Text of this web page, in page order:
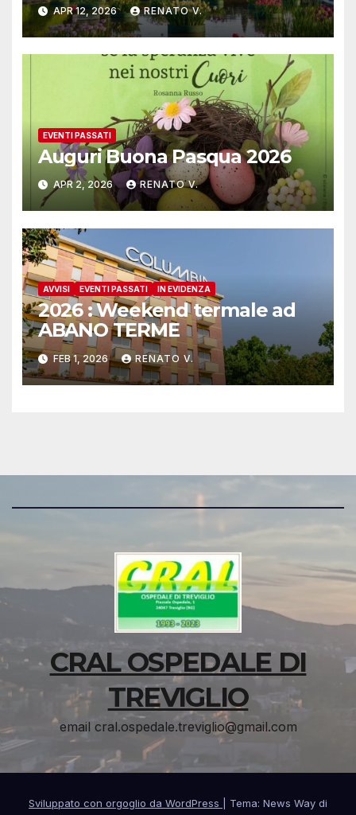
APR 12, 2026 RENATO V.
EVENTI PASSATI
Auguri Buona Pasqua 2026
APR 2, 2026 RENATO V.
AVVISI EVENTI PASSATI IN EVIDENZA
2026 : Weekend termale ad
ABANO TERME
FEB 1, 2026 RENATO V.
CRAL OSPEDALE DI
TREVIGLIO
email cral.ospedale.treviglio@gmail.com
Sviluppato con orgoglio da WordPress Tema: News Way di